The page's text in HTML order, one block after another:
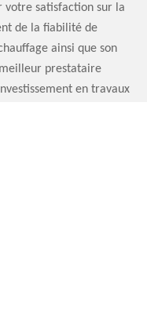
satisfaction sur la
de la fiabilité de
ainsi que son
prestataire
en travaux